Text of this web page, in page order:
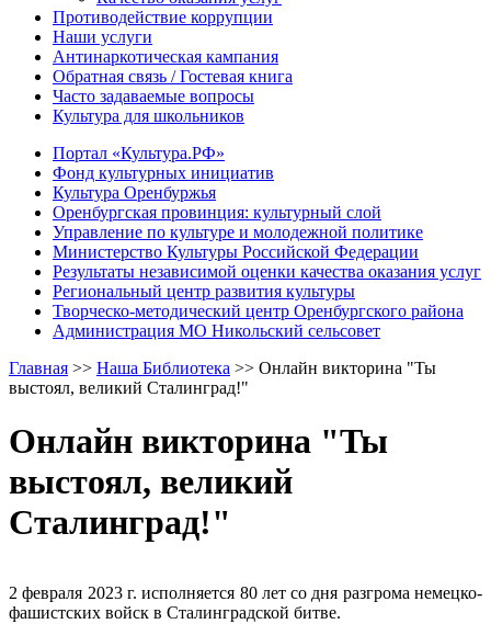
Противодействие коррупции
Наши услуги
Антинаркотическая кампания
Обратная связь / Гостевая книга
Часто задаваемые вопросы
Культура для школьников
Портал «Культура.РФ»
Фонд культурных инициатив
Культура Оренбуржья
Оренбургская провинция: культурный слой
Управление по культуре и молодежной политике
Министерство Культуры Российской Федерации
Результаты независимой оценки качества оказания услуг
Региональный центр развития культуры
Творческо-методический центр Оренбургского района
Администрация МО Никольский сельсовет
Главная >> Наша Библиотека >> Онлайн викторина "Ты
выстоял, великий Сталинград!"
Онлайн викторина "Ты
выстоял, великий
Сталинград!"
2 февраля 2023 г. исполняется 80 лет со дня разгрома немецко-
фашистских войск в Сталинградской битве.